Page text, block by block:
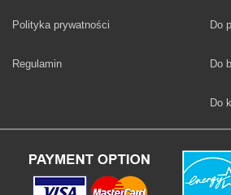
Polityka prywatności
Regulamin
Do
Do
Do